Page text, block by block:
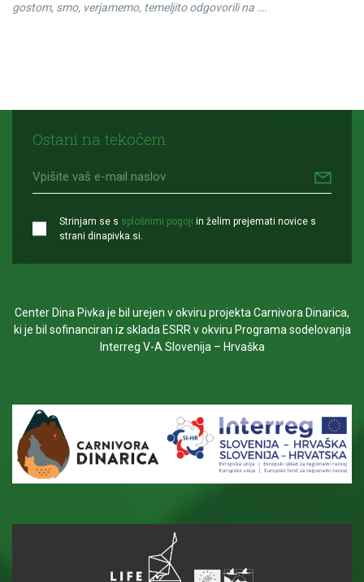
gostom, smo, verjamemo, temeljito odgovorili na ….
Ostani na tekočem
Strinjam se s splošnimi pogoji in želim prejemati novice s
strani dinapivka.si.
Center Dina Pivka je bil urejen v okviru projekta Carnivora Dinarica,
ki je bil sofinanciran iz sklada ESRR v okviru Programa sodelovanja
Interreg V-A Slovenija – Hrvaška